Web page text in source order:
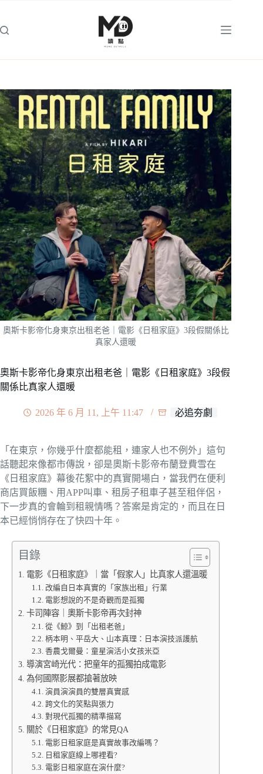
主
奧斯卡影帝化身東京出租老爸｜電影《日租家庭》3段假關係比
真家人還暖
奧斯卡影帝化身東京出租老爸｜電影《日租家庭》3段假
關係比真家人還暖
2026 年 6 月 11, 上午 11:47 必追夯劇
「在東京，你幾乎什麼都能租，連家人也不例外」這句
話聽起來像都市傳說，卻是奧斯卡影帝布蘭登費雪在
《日租家庭》幕後花絮中的真實開場白，當我們在便利
商店買飯糰、用APP叫車、租房子租車子甚至租伴侶，
下一步真的會輪到租親情嗎？答案是肯定的，而且在日
本已經悄悄存在了快四十年。
目錄
電影《日租家庭》｜當「假家人」比真家人還溫暖
改編自日本真實的「家族出租」行業
電影想說的不是奇觀而是孤獨
卡司陣容｜奧斯卡影帝再次封神
從《鯨》到「出租老爸」
柄本明、平岳大、山本真理：日本演技派護航
香農戈爾曼：童星演活小女孩米亞
導演宮崎光代：把童年的孤獨拍成電影
為何國際影展都搶著放映
演員演演員的雙層真實感
跨文化的笑點與張力
對現代孤獨的精準描寫
關於《日租家庭》的常見QA
電影日租家庭是真實故事改編嗎？
日租家庭線上哪裡看?
電影日租家庭在演什麼?